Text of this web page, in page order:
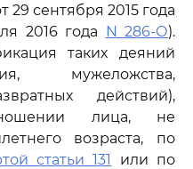
29 сентября 2015 года
2016 года N 286-О).
таких деяний
мужеложства,
действий),
лица, не
возраста, по
статьи 131
или по